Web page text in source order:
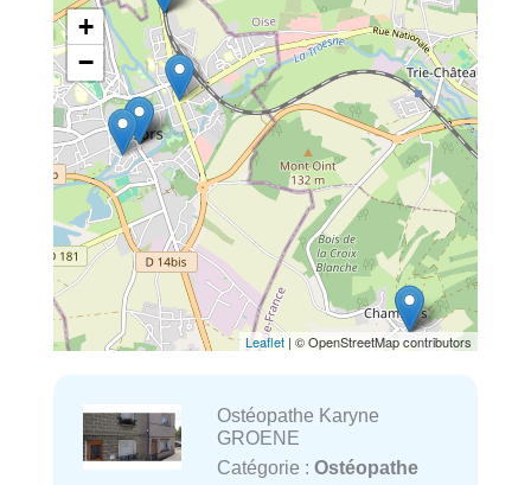
+
−
Leaflet | © OpenStreetMap contributors
Ostéopathe Karyne
GROENE
Catégorie : Ostéopathe